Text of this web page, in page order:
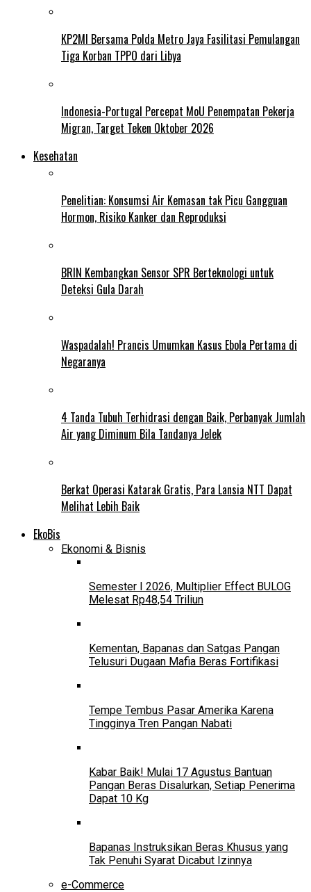
KP2MI Bersama Polda Metro Jaya Fasilitasi Pemulangan
Tiga Korban TPPO dari Libya
Indonesia-Portugal Percepat MoU Penempatan Pekerja
Migran, Target Teken Oktober 2026
Kesehatan
Penelitian: Konsumsi Air Kemasan tak Picu Gangguan
Hormon, Risiko Kanker dan Reproduksi
BRIN Kembangkan Sensor SPR Berteknologi untuk
Deteksi Gula Darah
Waspadalah! Prancis Umumkan Kasus Ebola Pertama di
Negaranya
4 Tanda Tubuh Terhidrasi dengan Baik, Perbanyak Jumlah
Air yang Diminum Bila Tandanya Jelek
Berkat Operasi Katarak Gratis, Para Lansia NTT Dapat
Melihat Lebih Baik
EkoBis
Ekonomi & Bisnis
Semester I 2026, Multiplier Effect BULOG
Melesat Rp48,54 Triliun
Kementan, Bapanas dan Satgas Pangan
Telusuri Dugaan Mafia Beras Fortifikasi
Tempe Tembus Pasar Amerika Karena
Tingginya Tren Pangan Nabati
Kabar Baik! Mulai 17 Agustus Bantuan
Pangan Beras Disalurkan, Setiap Penerima
Dapat 10 Kg
Bapanas Instruksikan Beras Khusus yang
Tak Penuhi Syarat Dicabut Izinnya
e-Commerce